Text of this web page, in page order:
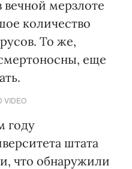
вечной мерзлоте
количество
То же,
еще
VIDEO
году
штата
что обнаружили